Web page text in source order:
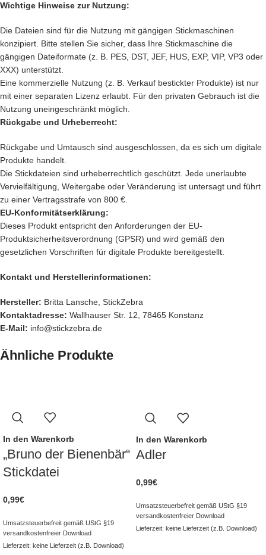
Wichtige Hinweise zur Nutzung:
Die Dateien sind für die Nutzung mit gängigen Stickmaschinen
konzipiert. Bitte stellen Sie sicher, dass Ihre Stickmaschine die
gängigen Dateiformate (z. B. PES, DST, JEF, HUS, EXP, VIP, VP3 oder
XXX) unterstützt.
Eine kommerzielle Nutzung (z. B. Verkauf bestickter Produkte) ist nur
mit einer separaten Lizenz erlaubt. Für den privaten Gebrauch ist die
Nutzung uneingeschränkt möglich.
Rückgabe und Urheberrecht:
Rückgabe und Umtausch sind ausgeschlossen, da es sich um digitale
Produkte handelt.
Die Stickdateien sind urheberrechtlich geschützt. Jede unerlaubte
Vervielfältigung, Weitergabe oder Veränderung ist untersagt und führt
zu einer Vertragsstrafe von 800 €.
EU-Konformitätserklärung:
Dieses Produkt entspricht den Anforderungen der EU-
Produktsicherheitsverordnung (GPSR) und wird gemäß den
gesetzlichen Vorschriften für digitale Produkte bereitgestellt.
Kontakt und Herstellerinformationen:
Hersteller: Britta Lansche, StickZebra
Kontaktadresse: Wallhauser Str. 12, 78465 Konstanz
E-Mail: info@stickzebra.de
Ähnliche Produkte
In den Warenkorb
„Bruno der Bienenbär“
Stickdatei
0,99€
Umsatzsteuerbefreit gemäß UStG §19
versandkostenfreier Download
Lieferzeit: keine Lieferzeit (z.B. Download)
In den Warenkorb
Adler
0,99€
Umsatzsteuerbefreit gemäß UStG §19
versandkostenfreier Download
Lieferzeit: keine Lieferzeit (z.B. Download)